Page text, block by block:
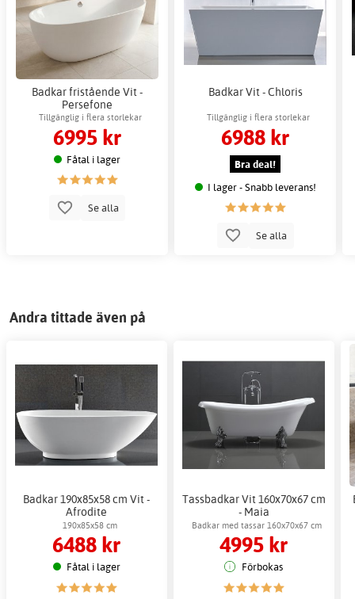
Badkar fristående Vit -
Persefone
Tillgänglig i flera storlekar
6995 kr
Fåtal i lager
Se alla
Badkar Vit - Chloris
Tillgänglig i flera storlekar
6988 kr
Bra deal!
I lager - Snabb leverans!
Se alla
Andra tittade även på
Badkar 190x85x58 cm Vit -
Afrodite
190x85x58 cm
6488 kr
Fåtal i lager
Tassbadkar Vit 160x70x67 cm
- Maia
Badkar med tassar 160x70x67 cm
4995 kr
Förbokas